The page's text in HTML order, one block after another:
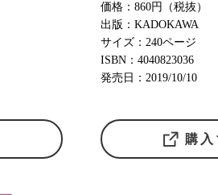
価格：860円（税抜）
出版：KADOKAWA
サイズ：240ページ
ISBN：4040823036
発売日：2019/10/10
購入